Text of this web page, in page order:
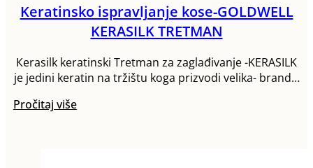
Keratinsko ispravljanje kose-GOLDWELL
KERASILK TRETMAN
Кerasilk keratinski Tretman za zaglađivanje -KERASILK
je jedini keratin na tržištu koga prizvodi velika- brand…
Pročitaj više